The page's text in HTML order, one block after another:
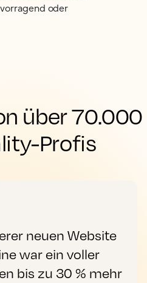
oder
über 70.000
Profis
neuen Website
war ein voller
bis zu 30 % mehr